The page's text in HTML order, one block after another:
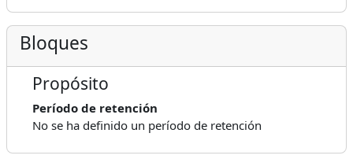
Bloques
Propósito
Período de retención
No se ha definido un período de retención